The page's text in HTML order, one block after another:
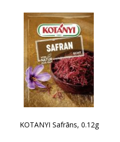
KOTANYI Safrāns, 0.12g